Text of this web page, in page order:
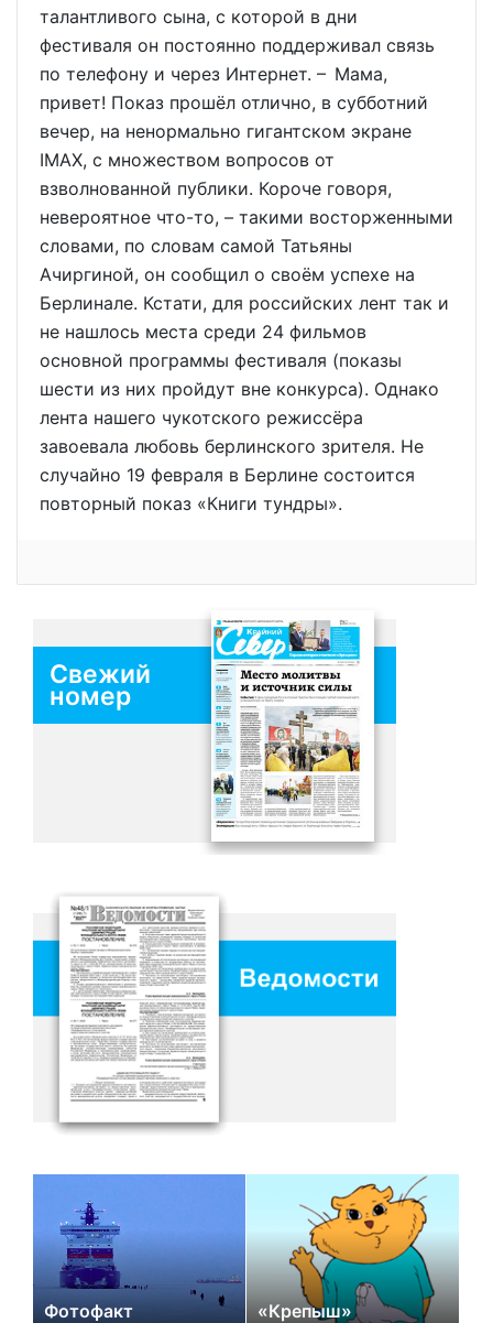
талантливого сына, с которой в дни
фестиваля он постоянно поддерживал связь
по телефону и через Интернет. – Мама,
привет! Показ прошёл отлично, в субботний
вечер, на ненормально гигантском экране
IMAX, с множеством вопросов от
взволнованной публики. Короче говоря,
невероятное что-то, – такими восторженными
словами, по словам самой Татьяны
Ачиргиной, он сообщил о своём успехе на
Берлинале. Кстати, для российских лент так и
не нашлось места среди 24 фильмов
основной программы фестиваля (показы
шести из них пройдут вне конкурса). Однако
лента нашего чукотского режиссёра
завоевала любовь берлинского зрителя. Не
случайно 19 февраля в Берлине состоится
повторный показ «Книги тундры».
Свежий
номер
Фотофакт «Крепыш»